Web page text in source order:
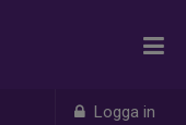
Logga in